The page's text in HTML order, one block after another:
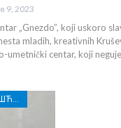
9, 2023
„Gnezdo”, koji uskoro
mladih, kreativnih
umetnički centar, koji
ЗА АКТИВНО УЧЕШЋЕ МЛАДИХ РАСИНСКОГ ОКРУГА